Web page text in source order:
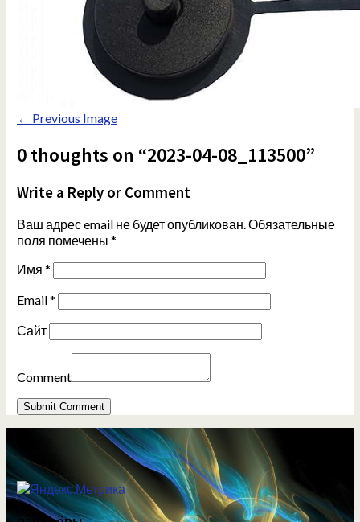
← Previous Image
0 thoughts on “2023-04-08_113500”
Write a Reply or Comment
Ваш адрес email не будет опубликован.Обязательные
поля помечены *
Имя *
Email*
Сайт
Comment